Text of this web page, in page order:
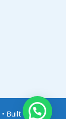
• Built with